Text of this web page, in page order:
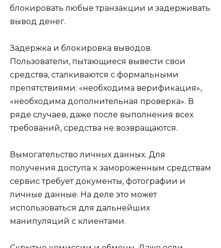
блокировать любые транзакции и задерживать
вывод денег.
Задержка и блокировка выводов.
Пользователи, пытающиеся вывести свои
средства, сталкиваются с формальными
препятствиями: «необходима верификация»,
«необходима дополнительная проверка». В
ряде случаев, даже после выполнения всех
требований, средства не возвращаются.
Вымогательство личных данных. Для
получения доступа к замороженным средствам
сервис требует документы, фотографии и
личные данные. На деле это может
использоваться для дальнейших
манипуляций с клиентами.